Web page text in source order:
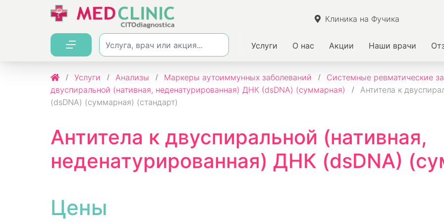
Клиника на Фучика
Услуги О нас Акции Наши врачи
Услуги Анализы Маркеры аутоиммунных заболеваний Системные ревматические
двуспиральной (нативная, неденатурированная) ДНК (dsDNA) (суммарная)
Антитела к
(dsDNA) (суммарная) (стандарт)
Антитела к двуспиральной (нативная,
неденатурированная) ДНК (dsDNA)
Цены